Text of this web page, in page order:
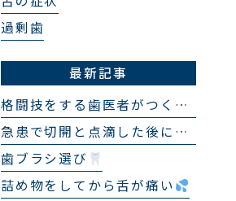
過剰歯
最新記事
格闘技をする歯医者がつくる「スポーツ用マウスピース」
急患で切開と点滴した後に来院せず、１ヶ月後にまた急患で来院され、まったく同じ処置をした話
歯ブラシ選び
詰め物をしてから舌が痛い